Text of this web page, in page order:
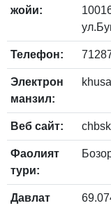
жойи:
Телефон:
Электрон
манзил:
Веб сайт:
Фаолият
тури:
Давлат